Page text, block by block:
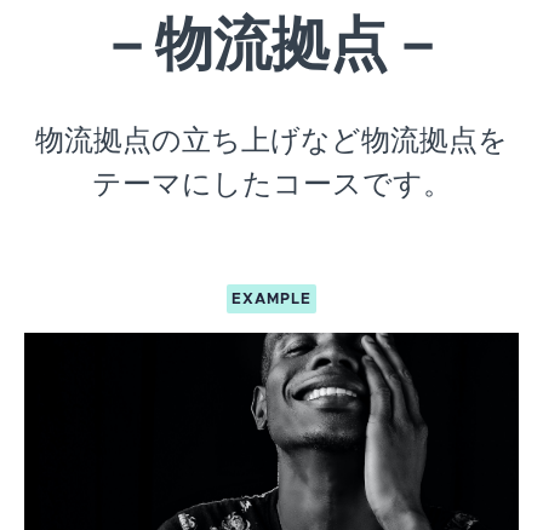
－物流拠点－
物流拠点の立ち上げなど物流拠点を
テーマにしたコースです。
EXAMPLE